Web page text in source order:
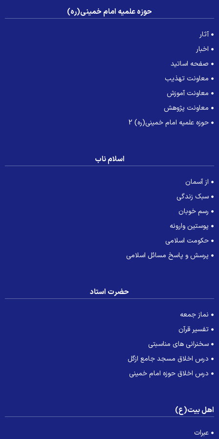
حوزه علمیه امام خمینی(ره)
آثار
اخبار
صفحه اساتید
معاونت تهذیب
معاونت آموزش
معاونت پژوهش
حوزه علمیه امام خمینی(ره) 2
اسلام ناب
از آسمان
سبک زندگی
رسم خوبان
پوستین وارونه
حکومت اسلامی
پرسش و پاسخ مسائل اسلامی
حضرت استاد
نماز جمعه
تفسیر قرآن
سخنرانی های مناسبتی
درس اخلاق مسجد جامع ازگل
درس اخلاق حوزه امام خمینی
بیت(ع)
عبرات